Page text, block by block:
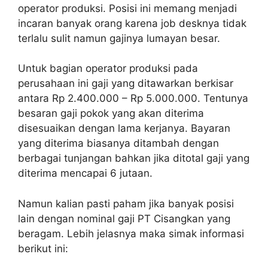
operator produksi. Posisi ini memang menjadi
incaran banyak orang karena job desknya tidak
terlalu sulit namun gajinya lumayan besar.
Untuk bagian operator produksi pada
perusahaan ini gaji yang ditawarkan berkisar
antara Rp 2.400.000 – Rp 5.000.000. Tentunya
besaran gaji pokok yang akan diterima
disesuaikan dengan lama kerjanya. Bayaran
yang diterima biasanya ditambah dengan
berbagai tunjangan bahkan jika ditotal gaji yang
diterima mencapai 6 jutaan.
Namun kalian pasti paham jika banyak posisi
lain dengan nominal gaji PT Cisangkan yang
beragam. Lebih jelasnya maka simak informasi
berikut ini: